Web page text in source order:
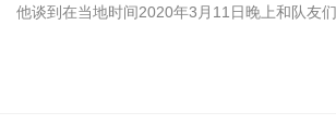
他谈到在当地时间2020年3月11日晚上和队友